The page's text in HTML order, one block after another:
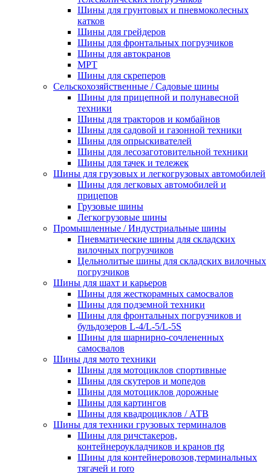
Шины для грунтовых и пневмоколесных
катков
Шины для грейдеров
Шины для фронтальных погрузчиков
Шины для автокранов
MPT
Шины для скреперов
Сельскохозяйственные / Садовые шины
Шины для прицепной и полунавесной
техники
Шины для тракторов и комбайнов
Шины для садовой и газонной техники
Шины для опрыскивателей
Шины для лесозаготовительной техники
Шины для тачек и тележек
Шины для грузовых и легкогрузовых автомобилей
Шины для легковых автомобилей и
прицепов
Грузовые шины
Легкогрузовые шины
Промышленные / Индустриальные шины
Пневматические шины для складских
вилочных погрузчиков
Цельнолитые шины для складских вилочных
погрузчиков
Шины для шахт и карьеров
Шины для жесткорамных самосвалов
Шины для подземной техники
Шины для фронтальных погрузчиков и
бульдозеров L-4/L-5/L-5S
Шины для шарнирно-сочлененных
самосвалов
Шины для мото техники
Шины для мотоциклов спортивные
Шины для скутеров и мопедов
Шины для мотоциклов дорожные
Шины для картингов
Шины для квадроциклов / АТВ
Шины для техники грузовых терминалов
Шины для ричстакеров,
контейнероукладчиков и кранов rtg
Шины для контейнеровозов,терминальных
тягачей и roro